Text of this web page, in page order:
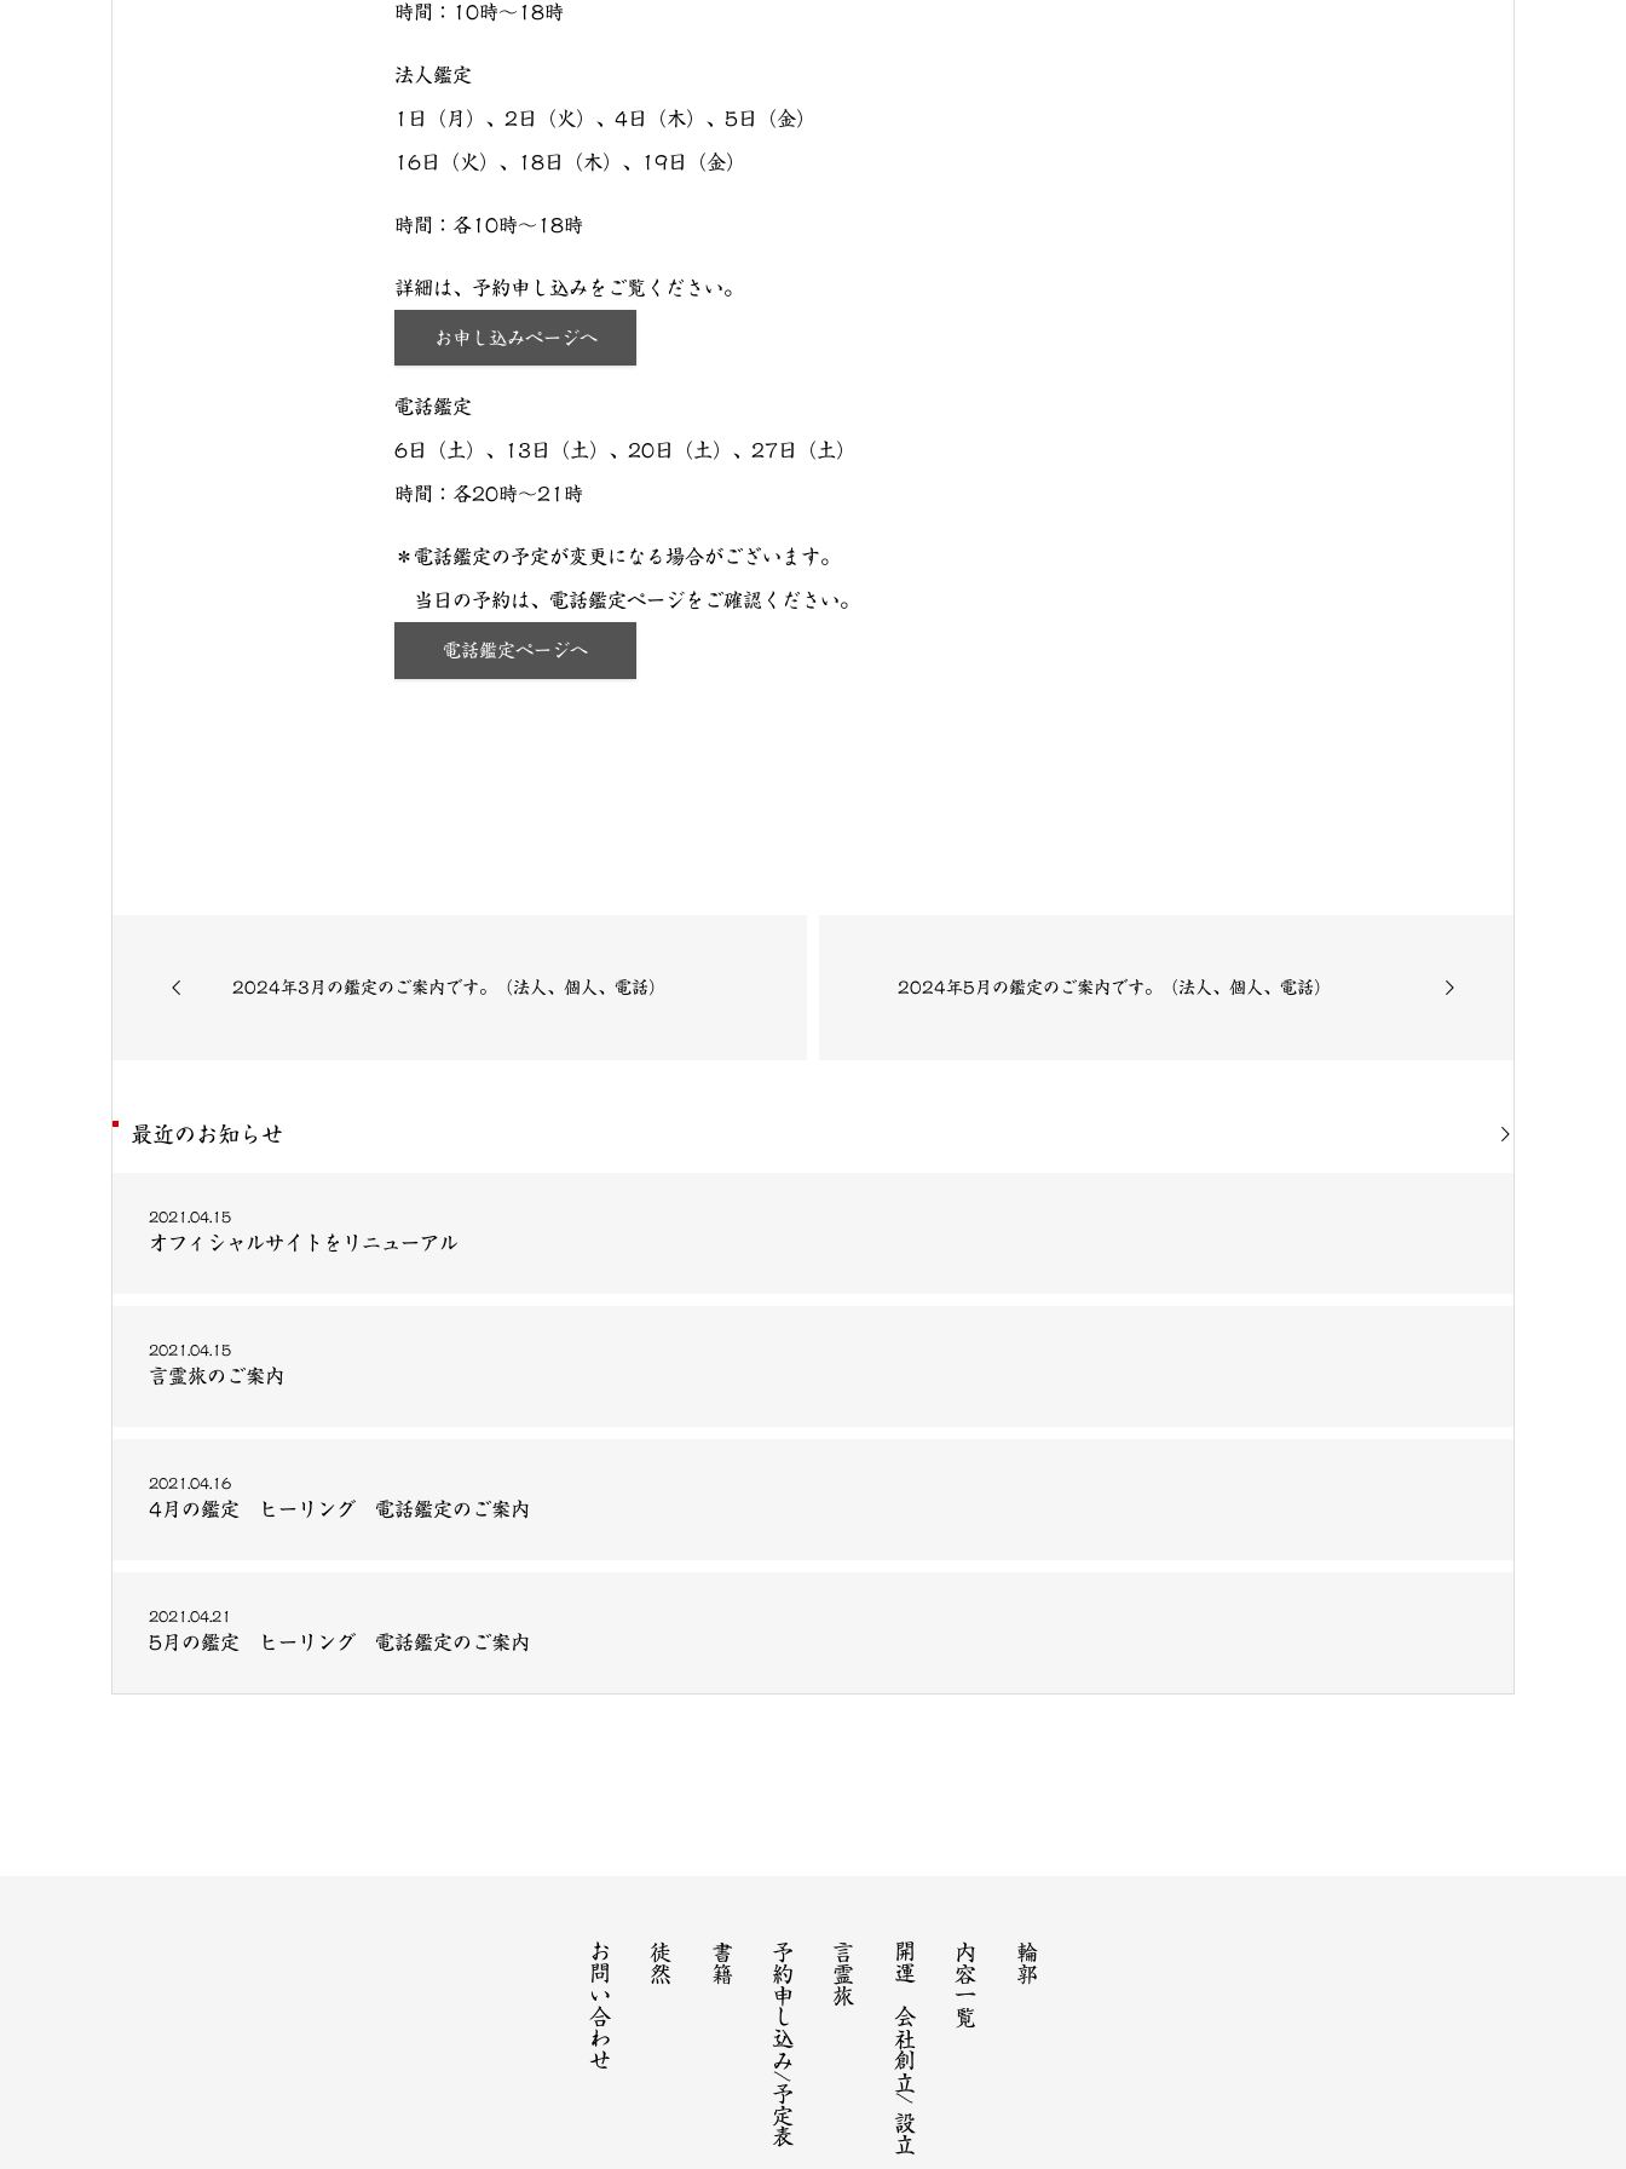
時間：10時〜18時
法人鑑定
1日（月）、2日（火）、4日（木）、5日（金）
16日（火）、18日（木）、19日（金）
時間：各10時〜18時
詳細は、予約申し込みをご覧ください。
お申し込みページへ
電話鑑定
6日（土）、13日（土）、20日（土）、27日（土）
時間：各20時〜21時
＊電話鑑定の予定が変更になる場合がございます。
当日の予約は、電話鑑定ページをご確認ください。
電話鑑定ページへ
2024年3月の鑑定のご案内です。（法人、個人、電話） 2024年5月の鑑定のご案内です。（法人、個人、電話）
最近のお知らせ
2021.04.15
オフィシャルサイトをリニューアル
2021.04.15
言霊旅のご案内
2021.04.16
4月の鑑定 ヒーリング 電話鑑定のご案内
2021.04.21
5月の鑑定 ヒーリング 電話鑑定のご案内
輪郭
内容一覧
開運 会社創立/ 設立
言霊旅
予約申し込み/予定表
書籍
徒然
お問い合わせ